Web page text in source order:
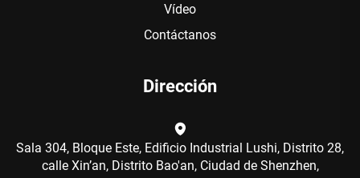
Vídeo
Contáctanos
Dirección
Sala 304, Bloque Este, Edificio Industrial Lushi, Distrito 28,
calle Xin’an, Distrito Bao'an, Ciudad de Shenzhen,